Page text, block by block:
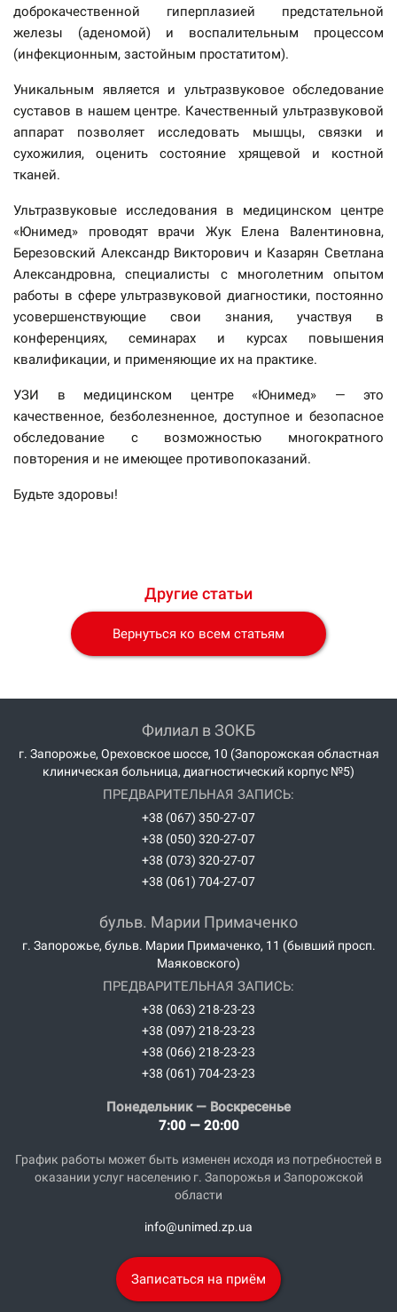
доброкачественной гиперплазией предстательной
железы (аденомой) и воспалительным процессом
(инфекционным, застойным простатитом).
Уникальным является и ультразвуковое обследование
суставов в нашем центре. Качественный ультразвуковой
аппарат позволяет исследовать мышцы, связки и
сухожилия, оценить состояние хрящевой и костной
тканей.
Ультразвуковые исследования в медицинском центре
«Юнимед» проводят врачи Жук Елена Валентиновна,
Березовский Александр Викторович и Казарян Светлана
Александровна, специалисты с многолетним опытом
работы в сфере ультразвуковой диагностики, постоянно
усовершенствующие свои знания, участвуя в
конференциях, семинарах и курсах повышения
квалификации, и применяющие их на практике.
УЗИ в медицинском центре «Юнимед» — это
качественное, безболезненное, доступное и безопасное
обследование с возможностью многократного
повторения и не имеющее противопоказаний.
Будьте здоровы!
Другие статьи
Вернуться ко всем статьям
Понедельник — Воскресенье
7:00 — 20:00
График работы может быть изменен исходя из потребностей в
оказании услуг населению г. Запорожья и Запорожской
области
info@unimed.zp.ua
Записаться на приём
Филиал в ЗОКБ
г. Запорожье, Ореховское шоссе, 10 (Запорожская областная
клиническая больница, диагностический корпус №5)
ПРЕДВАРИТЕЛЬНАЯ ЗАПИСЬ:
+38 (067) 350-27-07
+38 (050) 320-27-07
+38 (073) 320-27-07
+38 (061) 704-27-07
бульв. Марии Примаченко
г. Запорожье, бульв. Марии Примаченко, 11 (бывший просп.
Маяковского)
ПРЕДВАРИТЕЛЬНАЯ ЗАПИСЬ:
+38 (063) 218-23-23
+38 (097) 218-23-23
+38 (066) 218-23-23
+38 (061) 704-23-23